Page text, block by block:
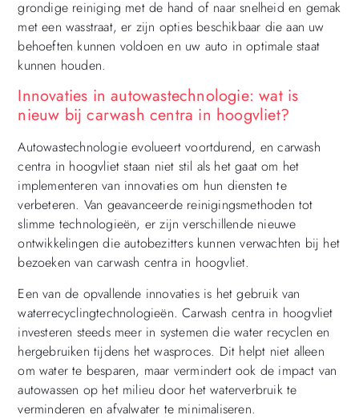
grondige reiniging met de hand of naar snelheid en gemak
met een wasstraat, er zijn opties beschikbaar die aan uw
behoeften kunnen voldoen en uw auto in optimale staat
kunnen houden.
Innovaties in autowastechnologie: wat is
nieuw bij carwash centra in hoogvliet?
Autowastechnologie evolueert voortdurend, en carwash
centra in hoogvliet staan niet stil als het gaat om het
implementeren van innovaties om hun diensten te
verbeteren. Van geavanceerde reinigingsmethoden tot
slimme technologieën, er zijn verschillende nieuwe
ontwikkelingen die autobezitters kunnen verwachten bij het
bezoeken van carwash centra in hoogvliet.
Een van de opvallende innovaties is het gebruik van
waterrecyclingtechnologieën. Carwash centra in hoogvliet
investeren steeds meer in systemen die water recyclen en
hergebruiken tijdens het wasproces. Dit helpt niet alleen
om water te besparen, maar vermindert ook de impact van
autowassen op het milieu door het waterverbruik te
verminderen en afvalwater te minimaliseren.